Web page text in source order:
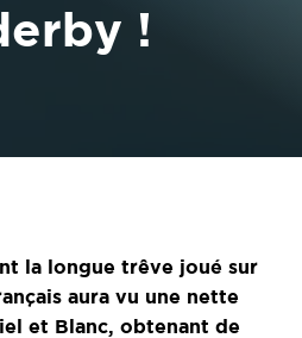
!
la longue trêve joué sur
aura vu une nette
et Blanc, obtenant de